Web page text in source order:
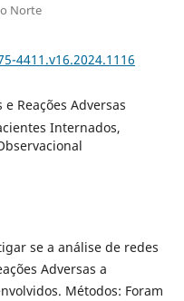
Norte
4411.v16.2024.1116
Reações Adversas
Internados,
se a análise de redes
Adversas a
Métodos: Foram